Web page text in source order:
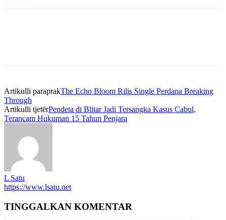
Artikulli paraprakThe Echo Bloom Rilis Single Perdana Breaking
Through
Artikulli tjetërPendeta di Blitar Jadi Tersangka Kasus Cabul,
Terancam Hukuman 15 Tahun Penjara
L Satu
https://www.lsatu.net
TINGGALKAN KOMENTAR